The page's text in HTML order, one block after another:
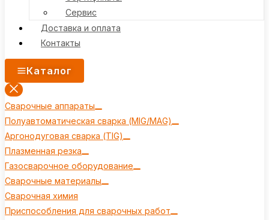
Сервис
Доставка и оплата
Контакты
Каталог
Сварочные аппараты
Полуавтоматическая сварка (MIG/MAG)
Аргонодуговая сварка (TIG)
Плазменная резка
Газосварочное оборудование
Сварочные материалы
Сварочная химия
Приспособления для сварочных работ